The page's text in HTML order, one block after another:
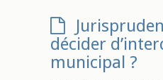
décider
municipal ?